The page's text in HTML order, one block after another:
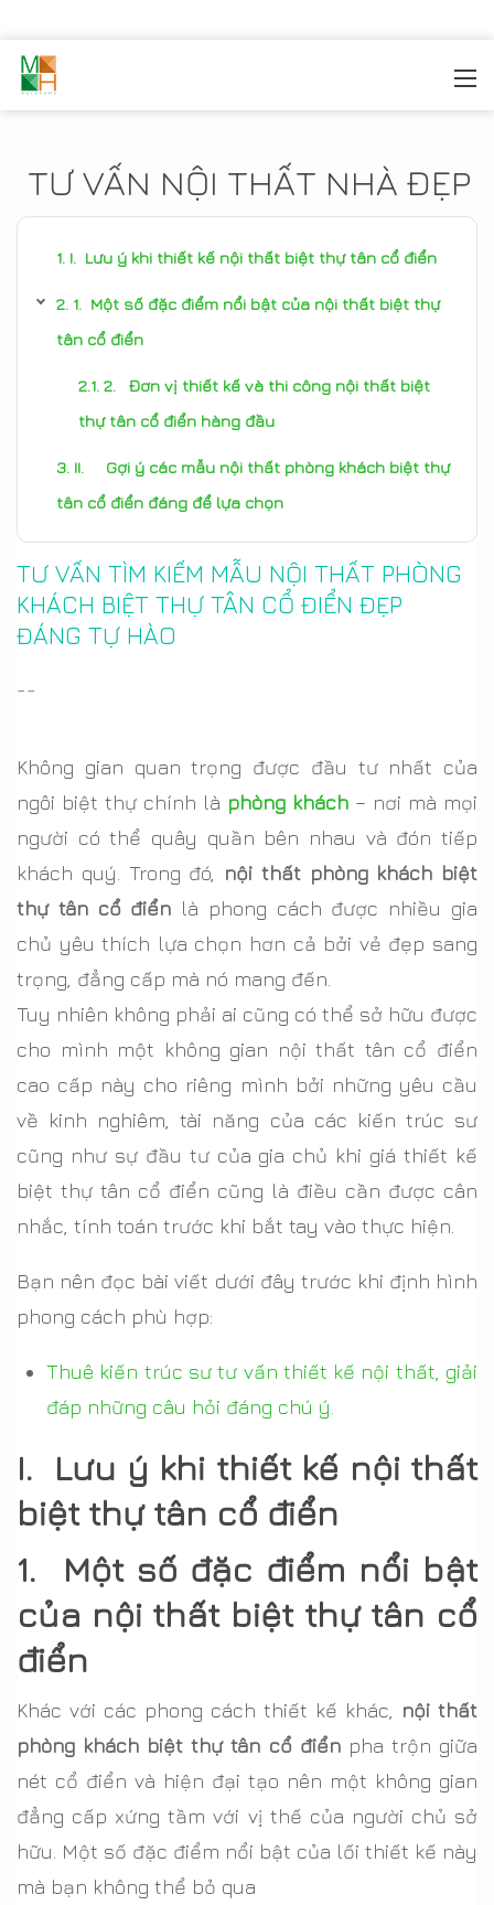
TƯ VẤN NỘI THẤT NHÀ ĐẸP
I. Lưu ý khi thiết kế nội thất biệt thự tân cổ điển
1. Một số đặc điểm nổi bật của nội thất biệt thự
tân cổ điển
2. Đơn vị thiết kế và thi công nội thất biệt
thự tân cổ điển hàng đầu
II. Gợi ý các mẫu nội thất phòng khách biệt thự
tân cổ điển đáng để lựa chọn
TƯ VẤN TÌM KIẾM MẪU NỘI THẤT PHÒNG
KHÁCH BIỆT THỰ TÂN CỔ ĐIỂN ĐẸP
ĐÁNG TỰ HÀO
--
Không gian quan trọng được đầu tư nhất của
ngôi biệt thự chính là phòng khách – nơi mà mọi
người có thể quây quần bên nhau và đón tiếp
khách quý. Trong đó, nội thất phòng khách biệt
thự tân cổ điển là phong cách được nhiều gia
chủ yêu thích lựa chọn hơn cả bởi vẻ đẹp sang
trọng, đẳng cấp mà nó mang đến.
Tuy nhiên không phải ai cũng có thể sở hữu được
cho mình một không gian nội thất tân cổ điển
cao cấp này cho riêng mình bởi những yêu cầu
về kinh nghiêm, tài năng của các kiến trúc sư
cũng như sự đầu tư của gia chủ khi giá thiết kế
biệt thự tân cổ điển cũng là điều cần được cân
nhắc, tính toán trước khi bắt tay vào thực hiện.
Bạn nên đọc bài viết dưới đây trước khi định hình
phong cách phù hợp:
Thuê kiến trúc sư tư vấn thiết kế nội thất, giải
đáp những câu hỏi đáng chú ý.
I. Lưu ý khi thiết kế nội thất
biệt thự tân cổ điển
1. Một số đặc điểm nổi bật
của nội thất biệt thự tân cổ
điển
Khác với các phong cách thiết kế khác, nội thất
phòng khách biệt thự tân cổ điểnpha trộn giữa
nét cổ điển và hiện đại tạo nên một không gian
đẳng cấp xứng tầm với vị thế của người chủ sở
hữu. Một số đặc điểm nổi bật của lối thiết kế này
mà bạn không thể bỏ qua